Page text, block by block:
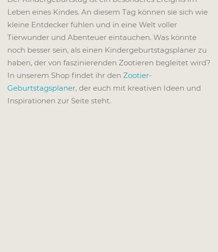
Leben eines Kindes. An diesem Tag können sie sich wie
kleine Entdecker fühlen und in eine Welt voller
Tierwunder und Abenteuer eintauchen. Was könnte
noch besser sein, als einen Kindergeburtstagsplaner zu
haben, der von faszinierenden Zootieren begleitet wird?
In unserem Shop findet ihr den Zootier-
Geburtstagsplaner, der euch mit kreativen Ideen und
Inspirationen zur Seite steht.